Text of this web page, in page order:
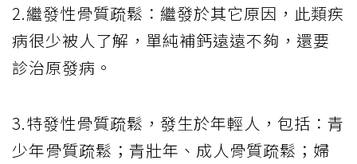
2.繼發性骨質疏鬆：繼發於其它原因，此類疾
病很少被人了解，單純補鈣遠遠不夠，還要
診治原發病。
3.特發性骨質疏鬆，發生於年輕人，包括：青
少年骨質疏鬆；青壯年、成人骨質疏鬆；婦